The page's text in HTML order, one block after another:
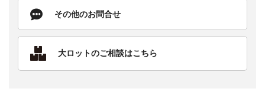
その他のお問合せ
大ロットのご相談はこちら